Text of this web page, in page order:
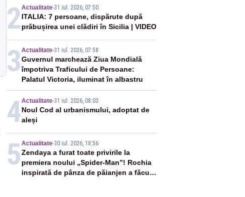
2Actualitate-31 iul. 2026, 07:50
ITALIA: 7 persoane, dispărute după
prăbușirea unei clădiri în Sicilia | VIDEO
3 Actualitate-31 iul. 2026, 07:58
Guvernul marchează Ziua Mondială
împotriva Traficului de Persoane:
Palatul Victoria, iluminat în albastru
4Actualitate-31 iul. 2026, 08:03
Noul Cod al urbanismului, adoptat de
aleși
5 Actualitate-30 iul. 2026, 18:56
Zendaya a furat toate privirile la
premiera noului „Spider-Man”! Rochia
inspirată de pânza de păianjen a făcut